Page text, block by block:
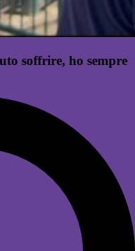
soffrire, ho sempre